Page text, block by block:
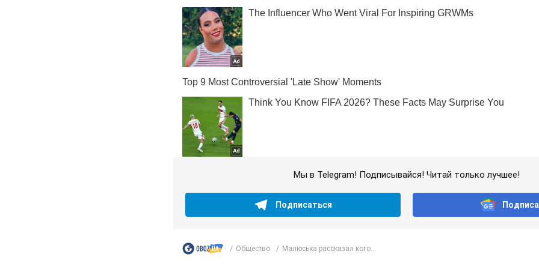
Мы в Telegram! Подписывайся! Читай только лучшее!
Подписаться
Общество Малюська рассказал кого...